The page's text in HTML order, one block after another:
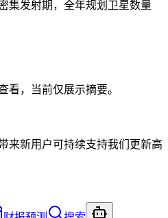
集发射期，全年规划卫星数量
看，当前仅展示摘要。
来新用户可持续支持我们更新高